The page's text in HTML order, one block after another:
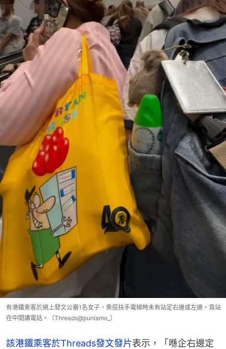
有港鐵乘客於網上發文公審1名女子，乘搭扶手電梯時未有站定右邊或左邊，竟站
在中間講電話。（Threads@puniamo_）
該港鐵乘客於Threads發文發片表示，「喺企右邊定